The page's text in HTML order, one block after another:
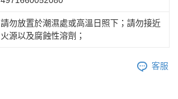
請勿放置於潮濕處或高溫日照下；請勿接近
火源以及腐蝕性溶劑；
客服